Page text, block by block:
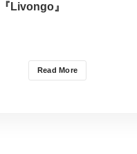
Livongo』
Read More